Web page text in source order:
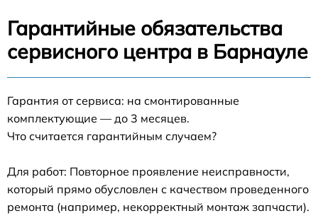
Гарантийные обязательства
сервисного центра в Барнауле
Гарантия от сервиса: на смонтированные
комплектующие — до 3 месяцев.
Что считается гарантийным случаем?
Для работ: Повторное проявление неисправности,
который прямо обусловлен с качеством проведенного
ремонта (например, некорректный монтаж запчасти).